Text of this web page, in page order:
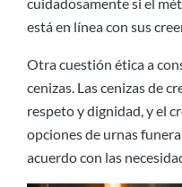
está en línea con sus
Otra cuestión ética a
cenizas. Las cenizas de
respeto y dignidad, y el
opciones de urnas
acuerdo con las